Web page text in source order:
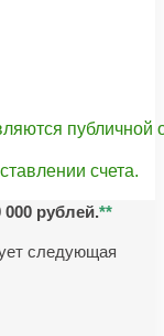
публичной
счета.
000 рублей.**
следующая